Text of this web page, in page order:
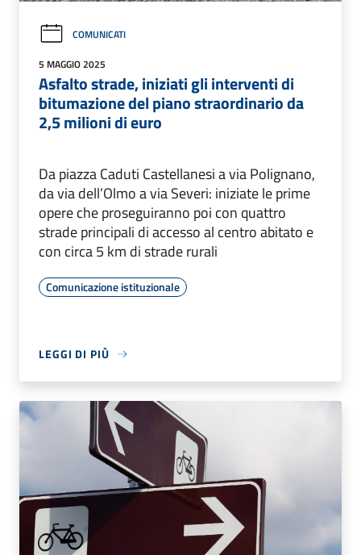
COMUNICATI
5 MAGGIO 2025
Asfalto strade, iniziati gli interventi di
bitumazione del piano straordinario da
2,5 milioni di euro
Da piazza Caduti Castellanesi a via Polignano,
da via dell’Olmo a via Severi: iniziate le prime
opere che proseguiranno poi con quattro
strade principali di accesso al centro abitato e
con circa 5 km di strade rurali
Comunicazione istituzionale
LEGGI DI PIÙ